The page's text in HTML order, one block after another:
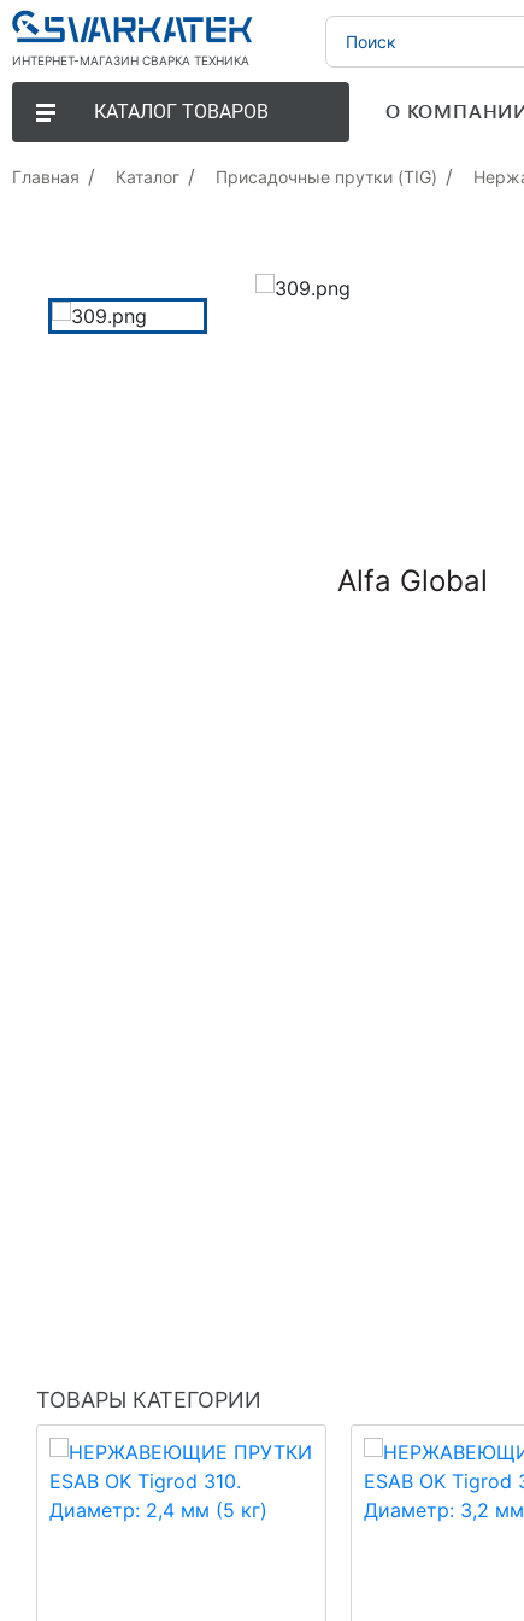
ИНТЕРНЕТ-МАГАЗИН СВАРКА ТЕХНИКА
КАТАЛОГ ТОВАРОВ О
Главная Каталог Присадочные прутки (TIG)
Alfa Global
ТОВАРЫ КАТЕГОРИИ